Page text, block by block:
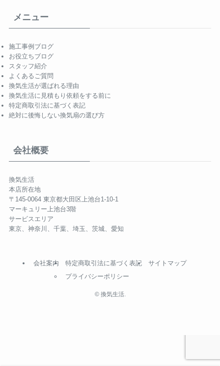
メニュー
施工事例ブログ
お役立ちブログ
スタッフ紹介
よくあるご質問
換気生活が選ばれる理由
換気生活に見積もり依頼をする前に
特定商取引法に基づく表記
絶対に後悔しない換気扇の選び方
会社概要
換気生活
本店所在地
〒145-0064 東京都大田区上池台1-10-1
マーキュリー上池台3階
サービスエリア
東京、神奈川、千葉、埼玉、茨城、愛知
会社案内
特定商取引法に基づく表記
プライバシーポリシー
サイトマップ
©換気生活.